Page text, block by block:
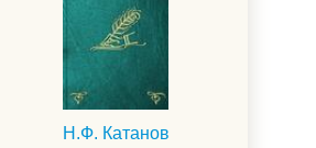
Н.Ф. Катанов